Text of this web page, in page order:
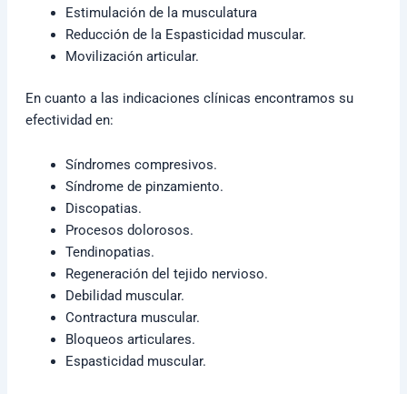
Estimulación de la musculatura
Reducción de la Espasticidad muscular.
Movilización articular.
En cuanto a las indicaciones clínicas encontramos su
efectividad en:
Síndromes compresivos.
Síndrome de pinzamiento.
Discopatias.
Procesos dolorosos.
Tendinopatias.
Regeneración del tejido nervioso.
Debilidad muscular.
Contractura muscular.
Bloqueos articulares.
Espasticidad muscular.